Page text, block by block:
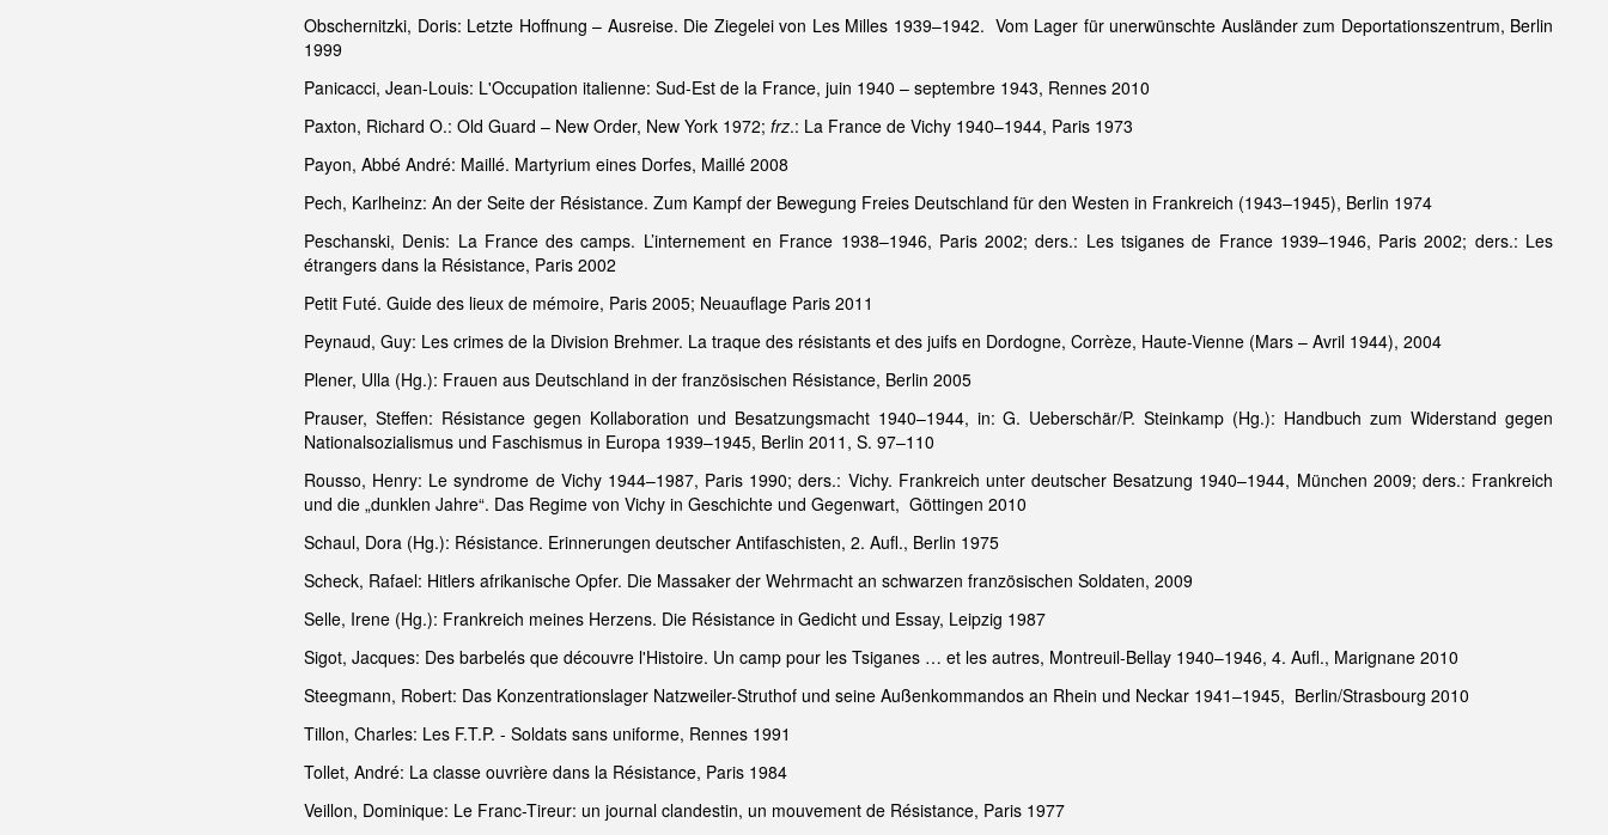
Obschernitzki, Doris: Letzte Hoffnung – Ausreise. Die Ziegelei von Les Milles 1939–1942. Vom Lager für unerwünschte Ausländer zum Deportationszentrum, Berlin
1999
Panicacci, Jean-Louis: L'Occupation italienne: Sud-Est de la France, juin 1940 – septembre 1943, Rennes 2010
Paxton, Richard O.: Old Guard – New Order, New York 1972; frz.: La France de Vichy 1940–1944, Paris 1973
Payon, Abbé André: Maillé. Martyrium eines Dorfes, Maillé 2008
Pech, Karlheinz: An der Seite der Résistance. Zum Kampf der Bewegung Freies Deutschland für den Westen in Frankreich (1943–1945), Berlin 1974
Peschanski, Denis: La France des camps. L’internement en France 1938–1946, Paris 2002; ders.: Les tsiganes de France 1939–1946, Paris 2002; ders.: Les
étrangers dans la Résistance, Paris 2002
Petit Futé. Guide des lieux de mémoire, Paris 2005; Neuauflage Paris 2011
Peynaud, Guy: Les crimes de la Division Brehmer. La traque des résistants et des juifs en Dordogne, Corrèze, Haute-Vienne (Mars – Avril 1944), 2004
Plener, Ulla (Hg.): Frauen aus Deutschland in der französischen Résistance, Berlin 2005
Prauser, Steffen: Résistance gegen Kollaboration und Besatzungsmacht 1940–1944, in: G. Ueberschär/P. Steinkamp (Hg.): Handbuch zum Widerstand gegen
Nationalsozialismus und Faschismus in Europa 1939–1945, Berlin 2011, S. 97–110
Rousso, Henry: Le syndrome de Vichy 1944–1987, Paris 1990; ders.: Vichy. Frankreich unter deutscher Besatzung 1940–1944, München 2009; ders.: Frankreich
und die „dunklen Jahre“. Das Regime von Vichy in Geschichte und Gegenwart, Göttingen 2010
Schaul, Dora (Hg.): Résistance. Erinnerungen deutscher Antifaschisten, 2. Aufl., Berlin 1975
Scheck, Rafael: Hitlers afrikanische Opfer. Die Massaker der Wehrmacht an schwarzen französischen Soldaten, 2009
Selle, Irene (Hg.): Frankreich meines Herzens. Die Résistance in Gedicht und Essay, Leipzig 1987
Sigot, Jacques: Des barbelés que découvre l'Histoire. Un camp pour les Tsiganes … et les autres, Montreuil-Bellay 1940–1946, 4. Aufl., Marignane 2010
Steegmann, Robert: Das Konzentrationslager Natzweiler-Struthof und seine Außenkommandos an Rhein und Neckar 1941–1945, Berlin/Strasbourg 2010
Tillon, Charles: Les F.T.P. - Soldats sans uniforme, Rennes 1991
Tollet, André: La classe ouvrière dans la Résistance, Paris 1984
Veillon, Dominique: Le Franc-Tireur: un journal clandestin, un mouvement de Résistance, Paris 1977